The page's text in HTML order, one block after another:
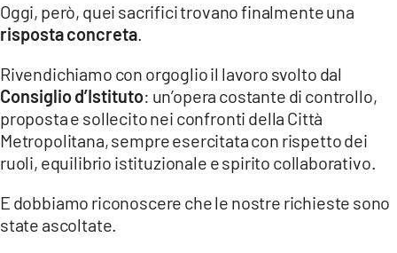
Oggi, però, quei sacrifici trovano finalmente una
risposta concreta.
Rivendichiamo con orgoglio il lavoro svolto dal
Consiglio d’Istituto: un’opera costante di controllo,
proposta e sollecito nei confronti della Città
Metropolitana, sempre esercitata con rispetto dei
ruoli, equilibrio istituzionale e spirito collaborativo.
E dobbiamo riconoscere che le nostre richieste sono
state ascoltate.